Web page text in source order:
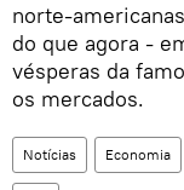
norte-
do que agora -
vésperas da
os mercados.
Notícias Economia